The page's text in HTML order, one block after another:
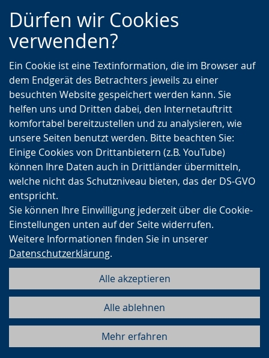
Zur
Hauptnavigation
Zur
Seitennavigation
Zum
Inhalt
Dürfen wir Cookies
verwenden?
Ein Cookie ist eine Textinformation, die im Browser auf
dem Endgerät des Betrachters jeweils zu einer
besuchten Website gespeichert werden kann. Sie
helfen uns und Dritten dabei, den Internetauftritt
komfortabel bereitzustellen und zu analysieren, wie
unsere Seiten benutzt werden. Bitte beachten Sie:
Einige Cookies von Drittanbietern (z.B. YouTube)
können Ihre Daten auch in Drittländer übermitteln,
welche nicht das Schutzniveau bieten, das der DS-GVO
entspricht.
Sie können Ihre Einwilligung jederzeit über die Cookie-
Einstellungen unten auf der Seite widerrufen.
Weitere Informationen finden Sie in unserer
Datenschutzerklärung.
Alle akzeptieren
Alle ablehnen
Mehr erfahren